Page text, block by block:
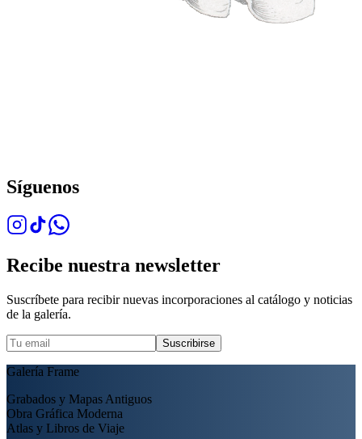
Síguenos
Recibe nuestra newsletter
Suscríbete para recibir nuevas incorporaciones al catálogo y noticias
de la galería.
Suscribirse
Galería Frame
Grabados y Mapas Antiguos
Obra Gráfica Moderna
Atlas y Libros de Viaje